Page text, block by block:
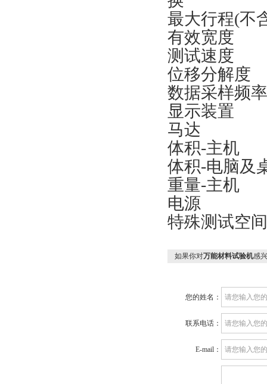
最大行程
有效
测试速
位移分
数据采
显示装
马达
体积-主
体积-电
重量-
电源
特殊测试空
如果你对万能材料试验机感
您的姓名：
联系电话：
E-mail：